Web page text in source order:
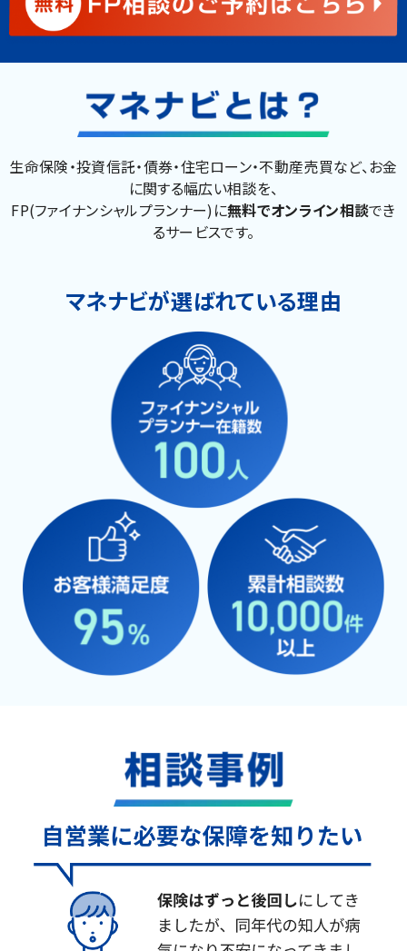
生命保険・投資信託・債券・住宅ローン・不動産売買など、お金
に関する幅広い相談を、
FP(ファイナンシャルプランナー)に無料でオンライン相談でき
るサービスです。
マネナビが選ばれている理由